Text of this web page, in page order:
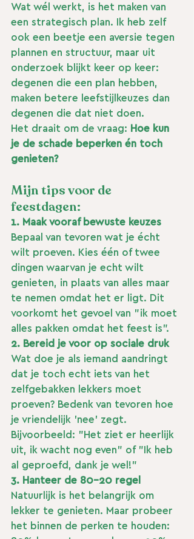
Wat wél werkt, is het maken van
een strategisch plan. Ik heb zelf
ook een beetje een aversie tegen
plannen en structuur, maar uit
onderzoek blijkt keer op keer:
degenen die een plan hebben,
maken betere leefstijlkeuzes dan
degenen die dat niet doen.
Het draait om de vraag: Hoe kun
je de schade beperken én toch
genieten?
Mijn tips voor de
feestdagen:
1. Maak vooraf bewuste keuzes
Bepaal van tevoren wat je écht
wilt proeven. Kies één of twee
dingen waarvan je echt wilt
genieten, in plaats van alles maar
te nemen omdat het er ligt. Dit
voorkomt het gevoel van "ik moet
alles pakken omdat het feest is".
2. Bereid je voor op sociale druk
Wat doe je als iemand aandringt
dat je toch echt iets van het
zelfgebakken lekkers moet
proeven? Bedenk van tevoren hoe
je vriendelijk 'nee' zegt.
Bijvoorbeeld: "Het ziet er heerlijk
uit, ik wacht nog even" of "Ik heb
al geproefd, dank je wel!"
3. Hanteer de 80-20 regel
Natuurlijk is het belangrijk om
lekker te genieten. Maar probeer
het binnen de perken te houden: